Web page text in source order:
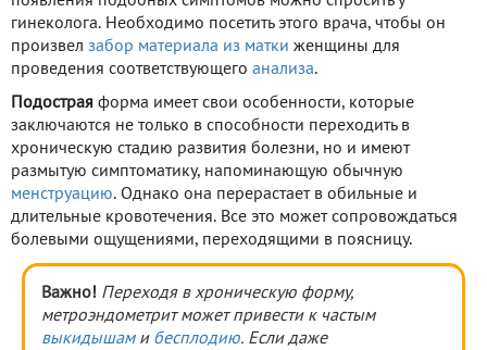
гинеколога. Необходимо посетить этого врача, чтобы он
произвел забор материала из матки женщины для
проведения соответствующего анализа.
Подострая форма имеет свои особенности, которые
заключаются не только в способности переходить в
хроническую стадию развития болезни, но и имеют
размытую симптоматику, напоминающую обычную
менструацию. Однако она перерастает в обильные и
длительные кровотечения. Все это может сопровождаться
болевыми ощущениями, переходящими в поясницу.
Важно! Переходя в хроническую форму,
метроэндометрит может привести к частым
выкидышами бесплодию. Если даже